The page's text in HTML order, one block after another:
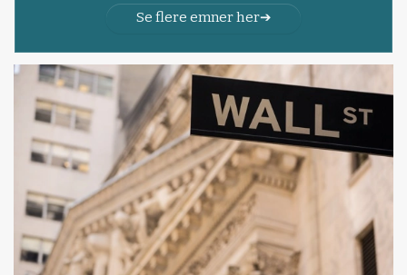
Se flere emner her